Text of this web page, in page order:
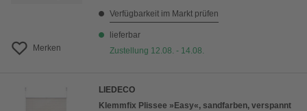
Merken
Verfügbarkeit im Markt prüfen
lieferbar
Zustellung 12.08. - 14.08.
LIEDECO
Klemmfix Plissee »Easy«, sandfarben, verspannt